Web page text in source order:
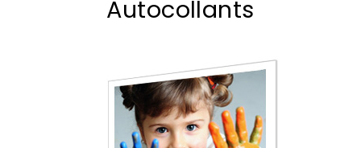
Autocollants